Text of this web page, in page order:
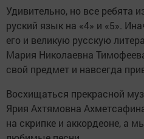
Удивительно, но все ребята
руский язык на «4» и «5».
его и великую русскую
Мария Николаевна
свой предмет и навсегда
Восхищаться прекрасной
Ярия Ахтямовна
на скрипке и аккордеоне, а